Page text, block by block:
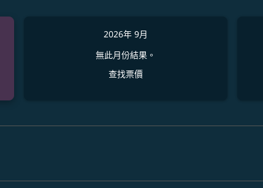
2026年 9月
無此月份結果。
查找票價
HKD–PHL: cmp-view-offers-disclaimer. 查
HKD–PHL: cmp-view-offers-
HKD–PHL: cmp-view-offers-
HKD–PHL: cmp-view-
HKD–PHL: cmp-view-
HKD–PHL: cmp-
HKD–PHL: